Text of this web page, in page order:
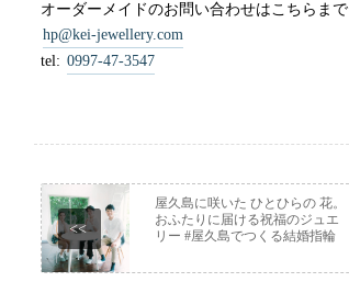
オーダーメイドのお問い合わせはこちらまで
hp@kei-jewellery.com
tel: 0997-47-3547
<<
屋久島に咲いた ひとひらの 花。
おふたりに届ける祝福のジュエ
リー #屋久島でつくる結婚指輪